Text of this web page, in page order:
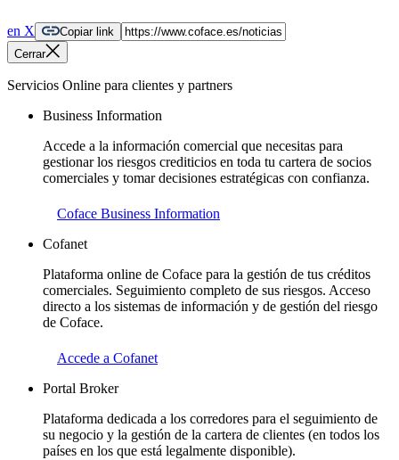
en X
Copiar link
Cerrar
Servicios Online para clientes y partners
Business Information
Accede a la información comercial que necesitas para
gestionar los riesgos crediticios en toda tu cartera de socios
comerciales y tomar decisiones estratégicas con confianza.
Coface Business Information
Cofanet
Plataforma online de Coface para la gestión de tus créditos
comerciales. Seguimiento completo de sus riesgos. Acceso
directo a los sistemas de información y de gestión del riesgo
de Coface.
Accede a Cofanet
Portal Broker
Plataforma dedicada a los corredores para el seguimiento de
su negocio y la gestión de la cartera de clientes (en todos los
países en los que está legalmente disponible).